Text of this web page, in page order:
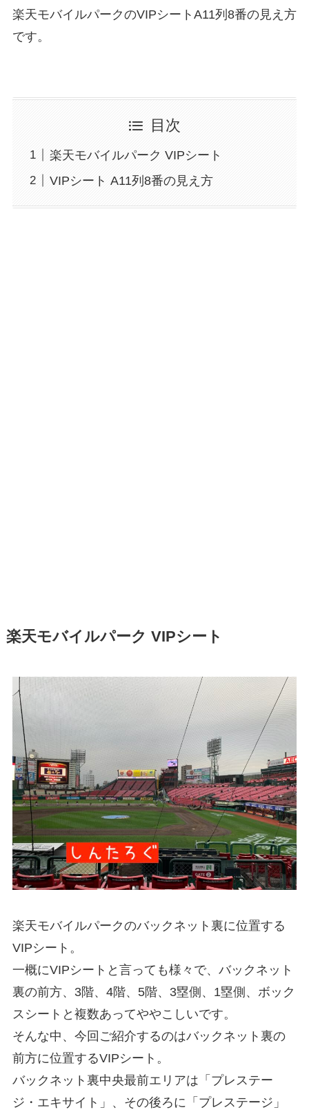
楽天モバイルパークのVIPシートA11列8番の見え方
です。
目次
楽天モバイルパーク VIPシート
VIPシート A11列8番の見え方
楽天モバイルパーク VIPシート
楽天モバイルパークのバックネット裏に位置する
VIPシート。
一概にVIPシートと言っても様々で、バックネット
裏の前方、3階、4階、5階、3塁側、1塁側、ボック
スシートと複数あってややこしいです。
そんな中、今回ご紹介するのはバックネット裏の
前方に位置するVIPシート。
バックネット裏中央最前エリアは「プレステー
ジ・エキサイト」、その後ろに「プレステージ」